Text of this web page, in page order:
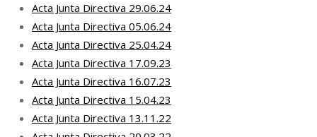
Acta Junta Directiva 29.06.24
Acta Junta Directiva 05.06.24
Acta Junta Directiva 25.04.24
Acta Junta Directiva 17.09.23
Acta Junta Directiva 16.07.23
Acta Junta Directiva 15.04.23
Acta Junta Directiva 13.11.22